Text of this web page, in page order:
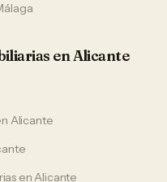
enAlicante
Alicante
enAlicante